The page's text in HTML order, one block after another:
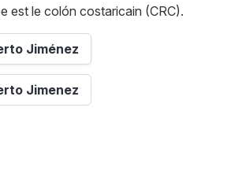
est le colón costaricain (CRC).
Jiménez
Jimenez